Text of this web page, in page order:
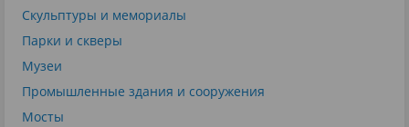
Скульптуры и мемориалы
Парки и скверы
Музеи
Промышленные здания и сооружения
Мосты